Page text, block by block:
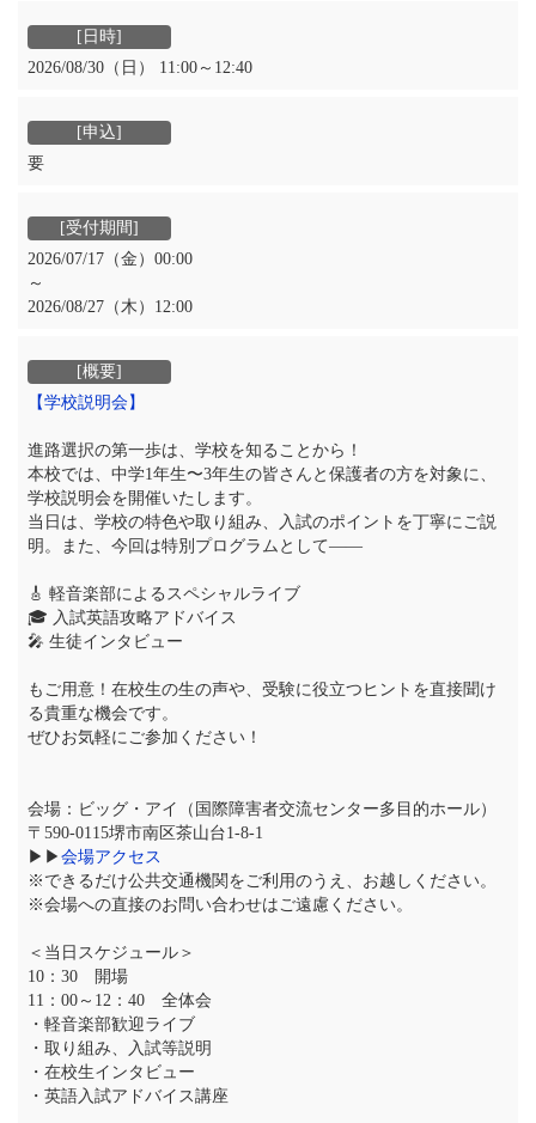
2026/08/30（日） 11:00～12:40
要
2026/07/17（金）00:00
～
2026/08/27（木）12:00
【学校説明会】
進路選択の第一歩は、学校を知ることから！
本校では、中学1年生〜3年生の皆さんと保護者の方を対象に、
学校説明会を開催いたします。
当日は、学校の特色や取り組み、入試のポイントを丁寧にご説
明。また、今回は特別プログラムとして――
🎸 軽音楽部によるスペシャルライブ
🎓 入試英語攻略アドバイス
🎤 生徒インタビュー
もご用意！在校生の生の声や、受験に役立つヒントを直接聞け
る貴重な機会です。
ぜひお気軽にご参加ください！
会場：ビッグ・アイ（国際障害者交流センター多目的ホール）
〒590-0115堺市南区茶山台1-8-1
▶▶ 会場アクセス
※できるだけ公共交通機関をご利用のうえ、お越しください。
※会場への直接のお問い合わせはご遠慮ください。
＜当日スケジュール＞
10：30 開場
11：00～12：40 全体会
・軽音楽部歓迎ライブ
・取り組み、入試等説明
・在校生インタビュー
・英語入試アドバイス講座